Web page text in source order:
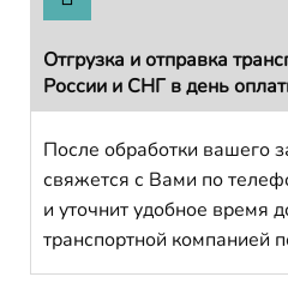
Отгрузка и отправка
России и СНГ в день
После обработки вашего
свяжется с Вами по
и уточнит удобное время
транспортной компанией